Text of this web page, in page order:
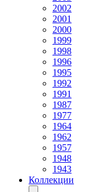
2002
2001
2000
1999
1998
1996
1995
1992
1991
1987
1977
1964
1962
1957
1948
1943
Коллекции